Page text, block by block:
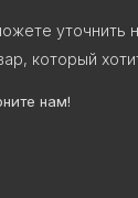
уточнить
который
нам!